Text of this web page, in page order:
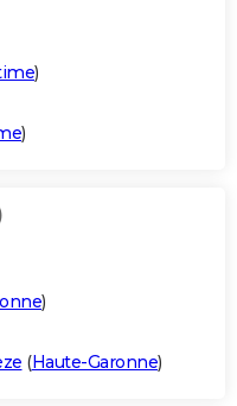
)
)
)
(Haute-Garonne)